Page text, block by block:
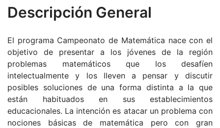
Descripción General
El programa Campeonato de Matemática nace con el
objetivo de presentar a los jóvenes de la región
problemas matemáticos que los desafíen
intelectualmente y los lleven a pensar y discutir
posibles soluciones de una forma distinta a la que
están habituados en sus establecimientos
educacionales. La intención es atacar un problema con
nociones básicas de matemática pero con gran